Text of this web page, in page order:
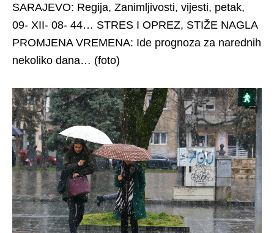
SARAJEVO: Regija, Zanimljivosti, vijesti, petak,
09- XII- 08- 44… STRES I OPREZ, STIŽE NAGLA
PROMJENA VREMENA: Ide prognoza za narednih
nekoliko dana… (foto)